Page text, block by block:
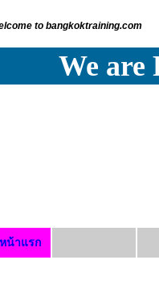
to bangkoktraining.com
We are
หน้าแรก